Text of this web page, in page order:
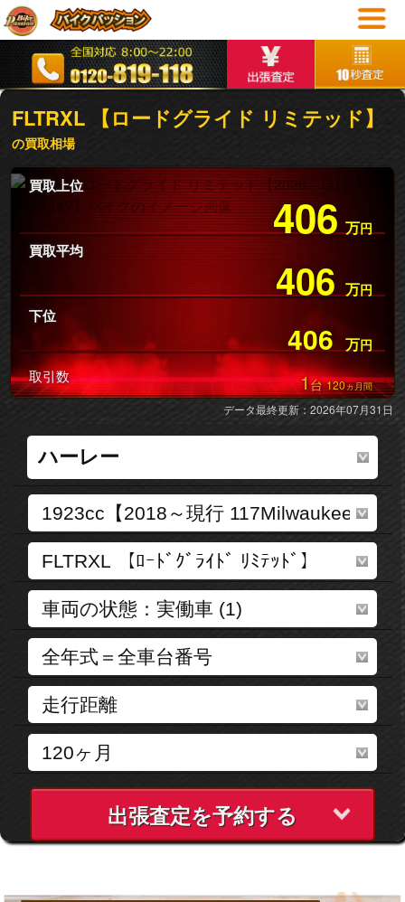
FLTRXL 【ロードグライド リミテッド】
の買取相場
買取上位
406 万円
買取平均
406 万円
下位
406 万円
取引数 1台120ヵ月間
データ最終更新：2026年07月31日
出張査定を予約する